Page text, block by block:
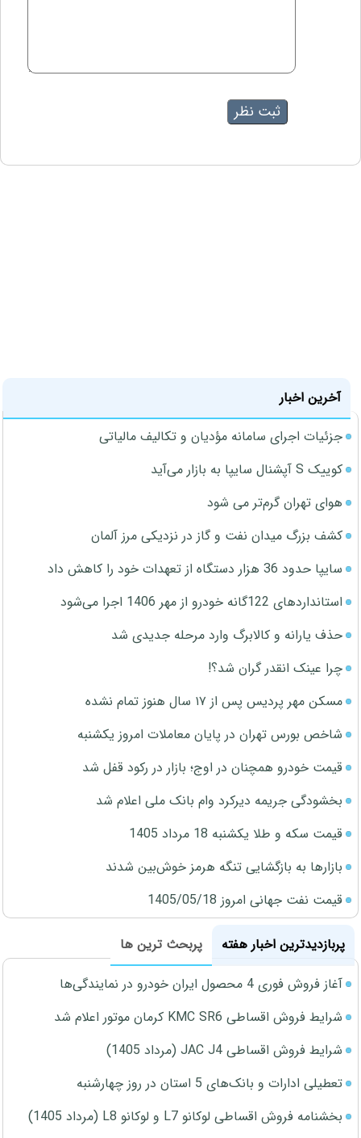
آخرین اخبار
جزئیات اجرای سامانه مؤدیان و تکالیف مالیاتی
کوییک S آپشنال سایپا به بازار می‌آید
هوای تهران گرم‌تر می شود
کشف بزرگ میدان نفت و گاز در نزدیکی مرز آلمان
سایپا حدود 36 هزار دستگاه از تعهدات خود را کاهش داد
استانداردهای 122گانه خودرو از مهر 1406 اجرا می‌شود
حذف یارانه و کالابرگ وارد مرحله جدیدی شد
چرا عینک انقدر گران شد؟!
مسکن مهر پردیس پس از ۱۷ سال هنوز تمام نشده
شاخص بورس تهران در پایان معاملات امروز یکشنبه
قیمت خودرو همچنان در اوج؛ بازار در رکود قفل شد
بخشودگی جریمه دیرکرد وام بانک ملی اعلام شد
قیمت سکه و طلا یکشنبه 18 مرداد 1405
بازارها به بازگشایی تنگه هرمز خوش‌بین شدند
قیمت نفت جهانی امروز 1405/05/18
پربازدیدترین اخبار هفته
پربحث ترین ها
آغاز فروش فوری 4 محصول ایران خودرو در نمایندگی‌ها
شرایط فروش اقساطی KMC SR6 کرمان موتور اعلام شد
شرایط فروش اقساطی JAC J4 (مرداد 1405)
تعطیلی ادارات و بانک‌های 5 استان در روز چهارشنبه
بخشنامه فروش اقساطی لوکانو L7 و لوکانو L8 (مرداد 1405)